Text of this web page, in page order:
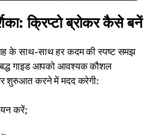
क्रिप्टो ब्रोकर कैसे बनें
के साथ-साथ हर कदम की स्पष्ट समझ
गाइड आपको आवश्यक कौशल
शुरुआत करने में मदद करेगी:
करें;